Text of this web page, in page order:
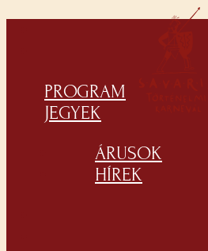
PROGRAM
JEGYEK
ÁRUSOK
HÍREK